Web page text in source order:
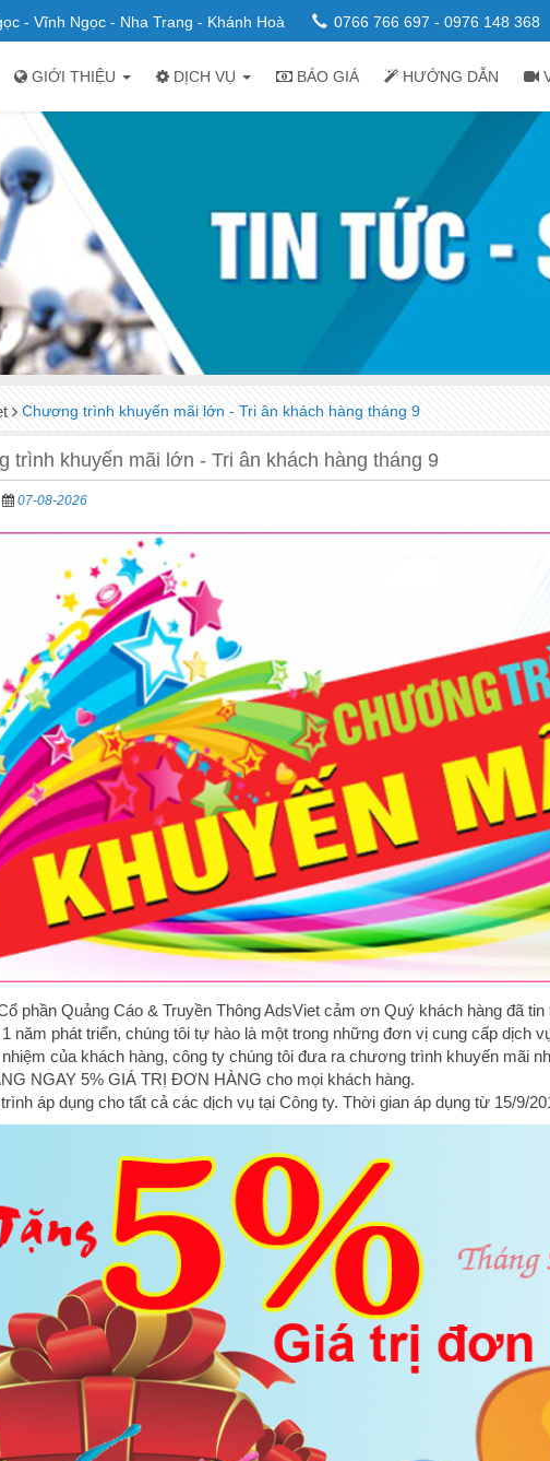
- Vĩnh Ngọc - Nha Trang - Khánh Hoà 0766 766 697 - 0976 148 368
GIỚI THIỆU DỊCH VỤ BÁO GIÁ HƯỚNG DẪN
Chương trình khuyến mãi lớn - Tri ân khách hàng tháng 9
trình khuyến mãi lớn - Tri ân khách hàng tháng 9
07-08-2026
phần Quảng Cáo & Truyền Thông AdsViet cảm ơn Quý khách hàng đã
năm phát triển, chúng tôi tự hào là một trong những đơn vị cung cấp dịch
của khách hàng, công ty chúng tôi đưa ra chương trình khuyến mãi
NGAY 5% GIÁ TRỊ ĐƠN HÀNG cho mọi khách hàng.
áp dụng cho tất cả các dịch vụ tại Công ty. Thời gian áp dụng từ 15/9/